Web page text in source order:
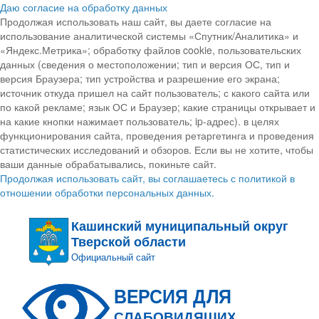
Даю согласие на обработку данных
Продолжая использовать наш сайт, вы даете согласие на
использование аналитической системы «Спутник/Аналитика» и
«Яндекс.Метрика»; обработку файлов cookie, пользовательских
данных (сведения о местоположении; тип и версия ОС, тип и
версия Браузера; тип устройства и разрешение его экрана;
источник откуда пришел на сайт пользователь; с какого сайта или
по какой рекламе; язык ОС и Браузер; какие страницы открывает и
на какие кнопки нажимает пользователь; ip-адрес). в целях
функционирования сайта, проведения ретаргетинга и проведения
статистических исследований и обзоров. Если вы не хотите, чтобы
ваши данные обрабатывались, покиньте сайт.
Продолжая использовать сайт, вы соглашаетесь с политикой в
отношении обработки персональных данных.